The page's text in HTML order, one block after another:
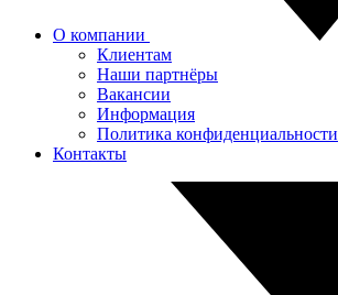
О компании
Клиентам
Наши партнёры
Вакансии
Информация
Политика конфиденциальности
Контакты